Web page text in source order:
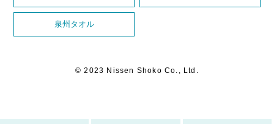
泉州タオル
© 2023 Nissen Shoko Co., Ltd.